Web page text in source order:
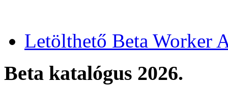
Letölthető Beta Worker
Beta katalógus 2026.